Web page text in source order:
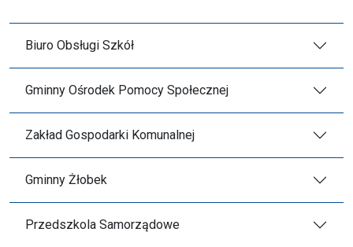
Biuro Obsługi Szkół
Gminny Ośrodek Pomocy Społecznej
Zakład Gospodarki Komunalnej
Gminny Żłobek
Przedszkola Samorządowe